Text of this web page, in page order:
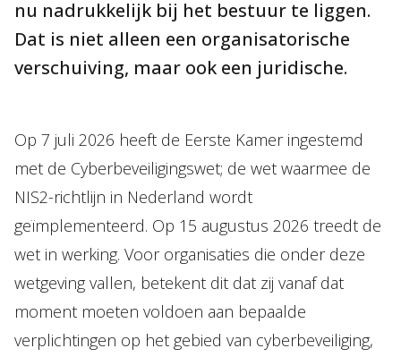
NL EN DE FR
nu nadrukkelijk bij het bestuur te liggen.
Dat is niet alleen een organisatorische
verschuiving, maar ook een juridische.
Op 7 juli 2026 heeft de Eerste Kamer ingestemd
met de Cyberbeveiligingswet; de wet waarmee de
NIS2-richtlijn in Nederland wordt
geïmplementeerd. Op 15 augustus 2026 treedt de
wet in werking. Voor organisaties die onder deze
wetgeving vallen, betekent dit dat zij vanaf dat
moment moeten voldoen aan bepaalde
verplichtingen op het gebied van cyberbeveiliging,